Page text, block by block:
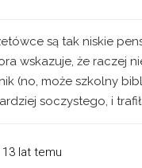
są tak niskie
wskazuje, że raczej
(no, może szkolny
soczystego, i
13 lat temu